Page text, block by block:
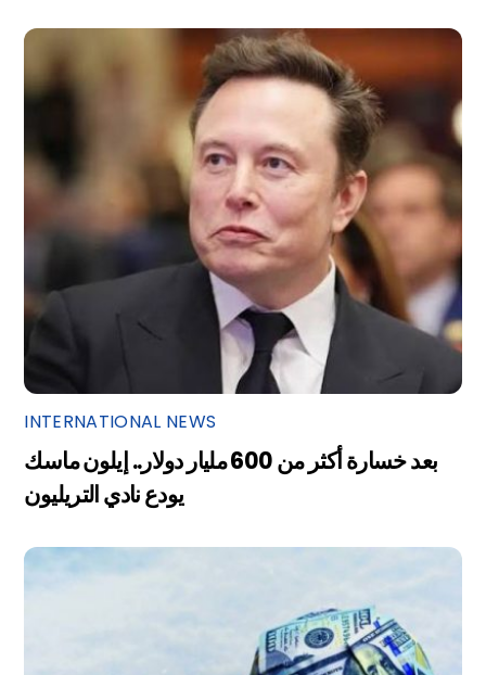
INTERNATIONAL NEWS
بعد خسارة أكثر من 600 مليار دولار.. إيلون ماسك
يودع نادي التريليون